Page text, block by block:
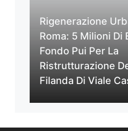
Rigenerazione
Roma: 5 Milioni Di
Fondo Pui Per La
Ristrutturazione
Filanda Di Viale